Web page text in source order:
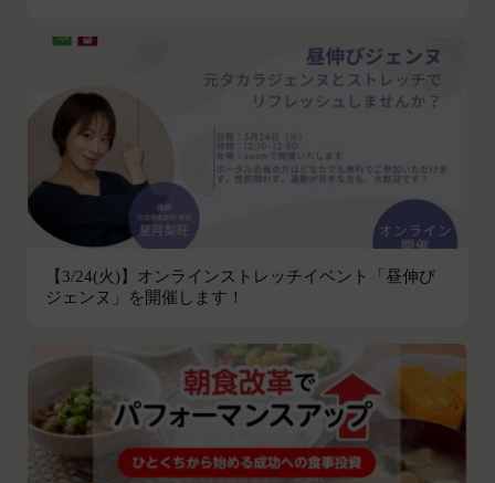
【3/24(火)】オンラインストレッチイベント「昼伸び
ジェンヌ」を開催します！
バに、当社サイト内におけるお客様の行動履歴(ア
クセスしたURL、コンテンツ、参照順序等)や、年
齢や性別、職業、居住地域、位置情報等個人が特定
できない属性情報(それらの組み合わせによっても
個人が特定できないもの)を取得することがありま
す。
お客様がご自身に関する情報の取得を望まれない場
合は、ブラウザや携帯端末の設定により、クッキー
の受け取りを拒否することも可能です。なお、クッ
キーの受け取りを拒否された場合、当社のサービス
の一部がご利用できなくなることがあります。
当社は、お客様情報への不正なアクセスや漏洩等を
防ぐため、セキュリティーの維持に努めます。ま
た、当社は、当社の通常の事業運営に照らして当社
が不要と判断した場合、お客様から取得したお客様
情報を安全かつ合理的な方法で消去します。
会員の明示の承諾を得ることなく、本規約を変更す
ることができるものとします。
前項による本規約の変更をするときは、その効力発
生日を定め、かつ、本規約を変更する旨及び変更後
の本規約の内容並びにその効力発生日を、会員に対
し、本規約変更の効力発生日前に、第11条に定め
る方法により通知するものとします。ただし、文言
の修正等、会員に不利益を与えるものではない軽微
な変更の場合には、当該通知を省略することができ
ます。
った場合、会員は本規約の変更に同意したものとみ
なします。
当社が提供する本サービス以外のサービス又は提携
パートナーが提供するサービスについては、各サー
ビスに定められる利用規約等に従ってご利用くださ